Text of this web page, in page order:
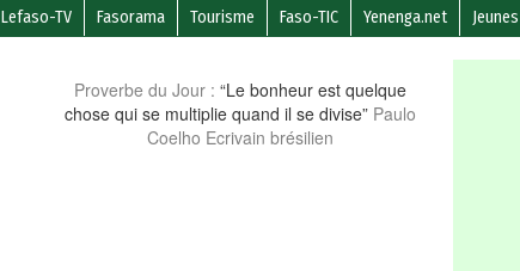
Lefaso-TV Fasorama Tourisme Faso-TIC Yenenga.net
Proverbe du Jour : “Le bonheur est quelque
chose qui se multiplie quand il se divise” Paulo
Coelho Ecrivain brésilien